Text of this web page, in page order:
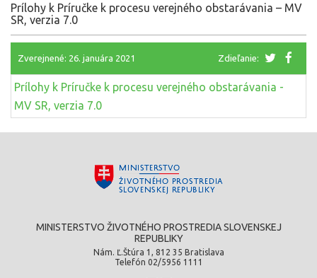
Prílohy k Príručke k procesu verejného obstarávania – MV
SR, verzia 7.0
Zverejnené: 26. januára 2021 Zdieľanie:
Prílohy k Príručke k procesu verejného obstarávania -
MV SR, verzia 7.0
MINISTERSTVO ŽIVOTNÉHO PROSTREDIA SLOVENSKEJ
REPUBLIKY
Nám. Ľ.Štúra 1, 812 35 Bratislava
Telefón 02/5956 1111